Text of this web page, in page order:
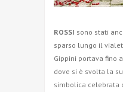
ROSSI sono stati
sparso lungo il
Gippini portava fino
dove si è svolta la
simbolica celebrata